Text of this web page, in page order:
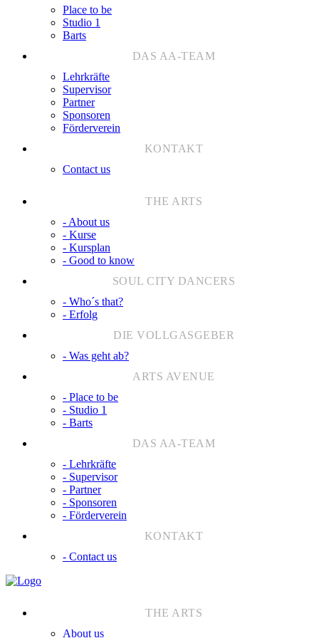
Place to be
Studio 1
Barts
Lehrkräfte
Supervisor
Partner
Sponsoren
Förderverein
Contact us
- About us
- Kurse
- Kursplan
- Good to know
- Who´s that?
- Erfolg
- Was geht ab?
- Place to be
- Studio 1
- Barts
- Lehrkräfte
- Supervisor
- Partner
- Sponsoren
- Förderverein
- Contact us
About us